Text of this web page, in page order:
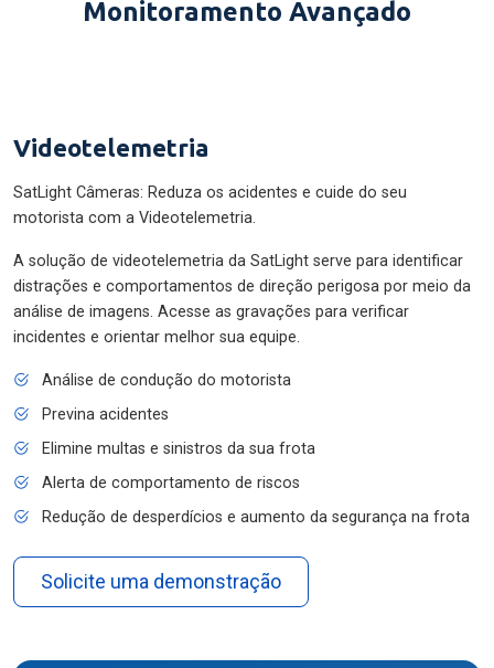
Monitoramento Avançado
Videotelemetria
SatLight Câmeras: Reduza os acidentes e cuide do seu
motorista com a Videotelemetria.
A solução de videotelemetria da SatLight serve para identificar
distrações e comportamentos de direção perigosa por meio da
análise de imagens. Acesse as gravações para verificar
incidentes e orientar melhor sua equipe.
Análise de condução do motorista
Previna acidentes
Elimine multas e sinistros da sua frota
Alerta de comportamento de riscos
Redução de desperdícios e aumento da segurança na frota
Solicite uma demonstração